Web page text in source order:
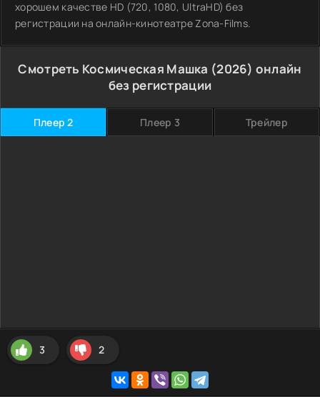
хорошем качестве HD (720, 1080, UltraHD) без
регистрации на онлайн-кинотеатре Zona-Films.
Смотреть Космическая Машка (2026) онлайн
без регистрации
Плеер 2 Плеер 3 Трейлер
3 2